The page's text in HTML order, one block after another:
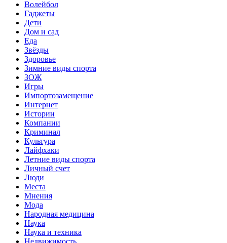
Волейбол
Гаджеты
Дети
Дом и сад
Еда
Звёзды
Здоровье
Зимние виды спорта
ЗОЖ
Игры
Импортозамещение
Интернет
Истории
Компании
Криминал
Культура
Лайфхаки
Летние виды спорта
Личный счет
Люди
Места
Мнения
Мода
Народная медицина
Наука
Наука и техника
Недвижимость